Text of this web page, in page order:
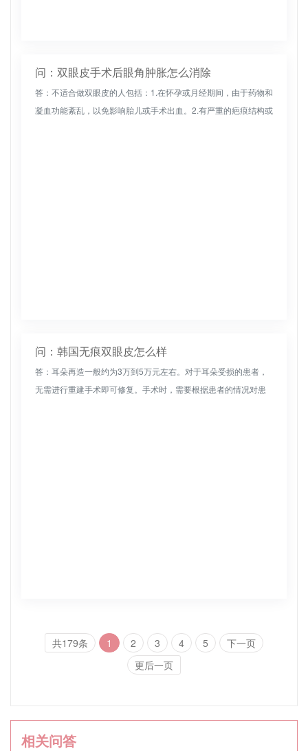
问：双眼皮手术后眼角肿胀怎么消除
答：不适合做双眼皮的人包括：1.在怀孕或月经期间，由于药物和
凝血功能紊乱，以免影响胎儿或手术出血。2.有严重的疤痕结构或
问：韩国无痕双眼皮怎么样
答：耳朵再造一般约为3万到5万元左右。对于耳朵受损的患者，
无需进行重建手术即可修复。手术时，需要根据患者的情况对患
共179条 1 2 3 4 5
下一页
更后一页
相关问答